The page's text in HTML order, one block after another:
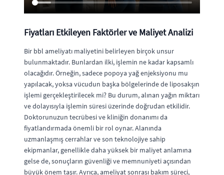
Fiyatları Etkileyen Faktörler ve Maliyet Analizi
Bir bbl ameliyatı maliyetini belirleyen birçok unsur
bulunmaktadır. Bunlardan ilki, işlemin ne kadar kapsamlı
olacağıdır. Örneğin, sadece popoya yağ enjeksiyonu mu
yapılacak, yoksa vücudun başka bölgelerinde de liposakşın
işlemi gerçekleştirilecek mi? Bu durum, alınan yağın miktarı
ve dolayısıyla işlemin süresi üzerinde doğrudan etkilidir.
Doktorunuzun tecrübesi ve kliniğin donanımı da
fiyatlandırmada önemli bir rol oynar. Alanında
uzmanlaşmış cerrahlar ve son teknolojiye sahip
ekipmanlar, genellikle daha yüksek bir maliyet anlamına
gelse de, sonuçların güvenliği ve memnuniyeti açısından
büyük önem taşır. Ayrıca, ameliyat sonrası bakım süreci,